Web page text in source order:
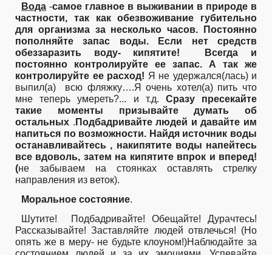
Вода -самое главное в выживании в природе в
частности, так как обезвоживание губительно
для организма за несколько часов. Постоянно
пополняйте запас воды. Если нет средств
обеззаразить воду- кипятите!
Всегда и
постоянно контролируйте ее запас. А так же
контролируйте ее расход! Я не удержался(лась) и
выпил(а)
всю фляжку….Я очень хотел(а) пить что
мне теперь умереть?... и т.д. Сразу пресекайте
такие моменты призывайте думать об
остальных . Подбадривайте людей и давайте им
напиться по возможности. Найдя источник воды
останавливайтесь , накипятите воды напейтесь
все вдоволь, затем на кипятите впрок и вперед!
(не забываем на стоянках оставлять стрелку
направления из веток).
Моральное состояние.
Шутите!
Подбадривайте! Обещайте! Дурачтесь!
Рассказывайте! Заставляйте людей отвлечься! (Но
опять же в меру- не будьте клоуном!)Наблюдайте за